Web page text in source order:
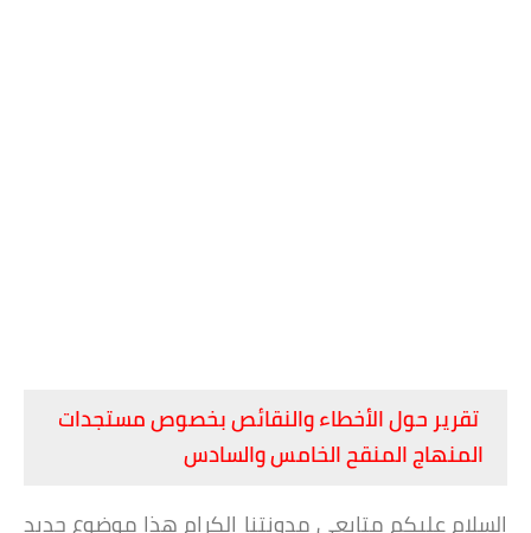
تقرير حول الأخطاء والنقائص بخصوص مستجدات
المنهاج المنقح الخامس والسادس
السلام عليكم متابعي مدونتنا الكرام هذا موضوع جديد